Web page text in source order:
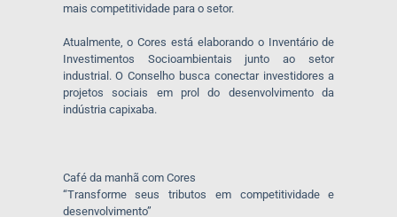
mais competitividade para o setor.
Atualmente, o Cores está elaborando o Inventário de
Investimentos Socioambientais junto ao setor
industrial. O Conselho busca conectar investidores a
projetos sociais em prol do desenvolvimento da
indústria capixaba.
Café da manhã com Cores
“Transforme seus tributos em competitividade e
desenvolvimento”